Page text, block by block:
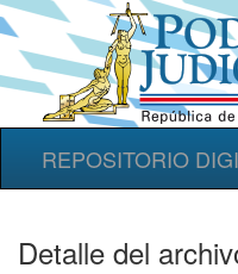
REPOSITORIO
Detalle del